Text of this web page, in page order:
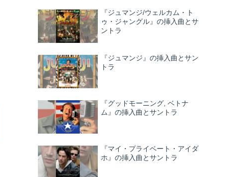
『ジュマンジ/ウェルカム・ト
ゥ・ジャングル』の挿入曲とサ
ントラ
『ジュマンジ』の挿入曲とサン
トラ
『グッドモーニング, ベトナ
ム』の挿入曲とサントラ
『マイ・プライベート・アイダ
ホ』の挿入曲とサントラ